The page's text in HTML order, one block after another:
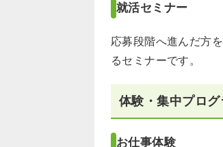
就活セミナー
応募段階へ進んだ方
るセミナーです。
体験・集中プログ
お仕事体験